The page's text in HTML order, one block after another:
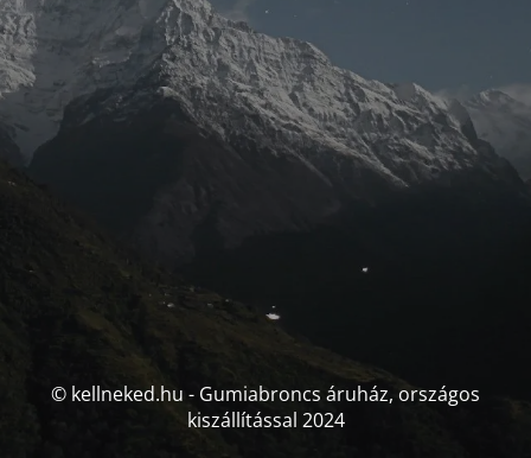
© kellneked.hu - Gumiabroncs áruház, országos
kiszállítással 2024